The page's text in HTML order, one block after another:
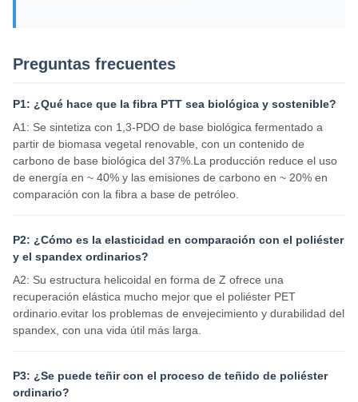
Preguntas frecuentes
P1: ¿Qué hace que la fibra PTT sea biológica y sostenible?
A1: Se sintetiza con 1,3-PDO de base biológica fermentado a
partir de biomasa vegetal renovable, con un contenido de
carbono de base biológica del 37%.La producción reduce el uso
de energía en ~ 40% y las emisiones de carbono en ~ 20% en
comparación con la fibra a base de petróleo.
P2: ¿Cómo es la elasticidad en comparación con el poliéster
y el spandex ordinarios?
A2: Su estructura helicoidal en forma de Z ofrece una
recuperación elástica mucho mejor que el poliéster PET
ordinario.evitar los problemas de envejecimiento y durabilidad del
spandex, con una vida útil más larga.
P3: ¿Se puede teñir con el proceso de teñido de poliéster
ordinario?